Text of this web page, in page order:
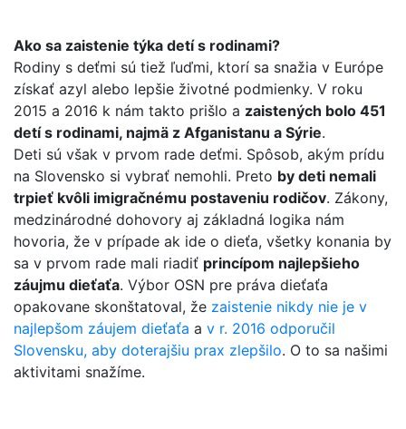
Ako sa zaistenie týka detí s rodinami?
Rodiny s deťmi sú tiež ľuďmi, ktorí sa snažia v Európe
získať azyl alebo lepšie životné podmienky. V roku
2015 a 2016 k nám takto prišlo a zaistených bolo 451
detí s rodinami, najmä z Afganistanu a Sýrie.
Deti sú však v prvom rade deťmi. Spôsob, akým prídu
na Slovensko si vybrať nemohli. Preto by deti nemali
trpieť kvôli imigračnému postaveniu rodičov. Zákony,
medzinárodné dohovory aj základná logika nám
hovoria, že v prípade ak ide o dieťa, všetky konania by
sa v prvom rade mali riadiť princípom najlepšieho
záujmu dieťaťa. Výbor OSN pre práva dieťaťa
opakovane skonštatoval, že zaistenie nikdy nie je v
najlepšom záujem dieťaťa a v r. 2016 odporučil
Slovensku, aby doterajšiu prax zlepšilo. O to sa našimi
aktivitami snažíme.